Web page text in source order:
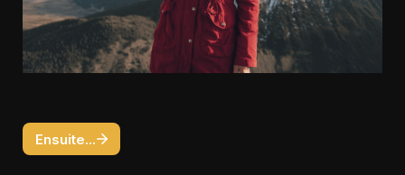
Ensuite...